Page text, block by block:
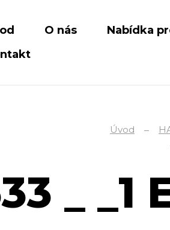
O nás Nabídka
Úvod
_ _1